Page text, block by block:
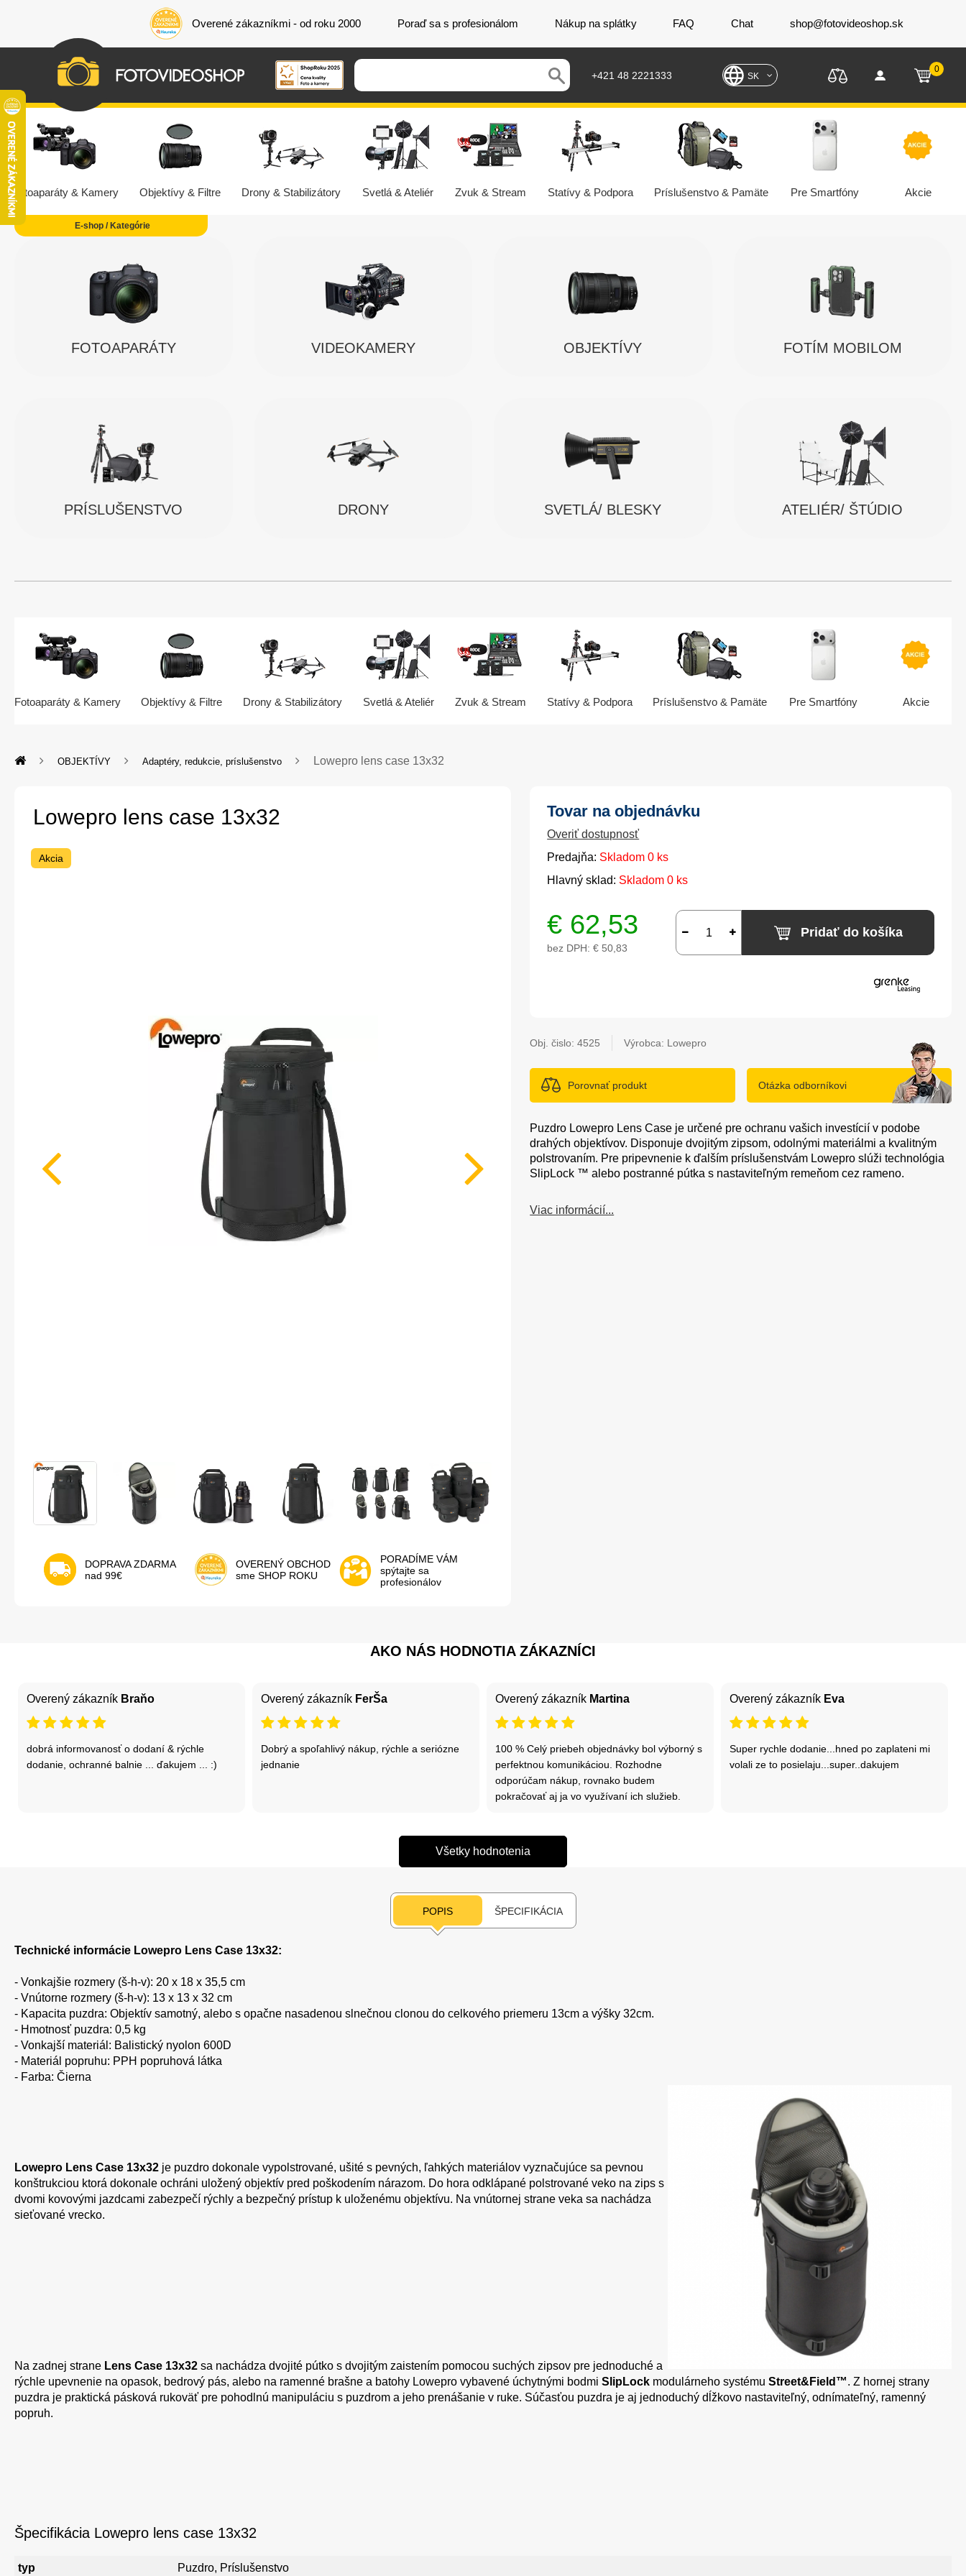
Overené zákazníkmi - od roku 2000 Poraď sa s profesionálom Nákup na splátky FAQ Chat shop@fotovideoshop.sk
+421 48 2221333 SK
0
Fotoaparáty & Kamery Objektívy & Filtre Drony & Stabilizátory Svetlá & Ateliér Zvuk & Stream Statívy & Podpora Príslušenstvo & Pamäte Pre Smartfóny Akcie
FOTOAPARÁTY VIDEOKAMERY OBJEKTÍVY FOTÍM MOBILOM
PRÍSLUŠENSTVO DRONY SVETLÁ/ BLESKY ATELIÉR/ ŠTÚDIO
Fotoaparáty & Kamery Objektívy & Filtre Drony & Stabilizátory Svetlá & Ateliér Zvuk & Stream Statívy & Podpora Príslušenstvo & Pamäte Pre Smartfóny Akcie
OBJEKTÍVY Adaptéry, redukcie, príslušenstvo Lowepro lens case 13x32
Lowepro lens case 13x32
Akcia
DOPRAVA ZDARMA
nad 99€
OVERENÝ OBCHOD
sme SHOP ROKU
PORADÍME VÁM
spýtajte sa
profesionálov
Tovar na objednávku
Overiť dostupnosť
Predajňa: Skladom 0 ks
Hlavný sklad: Skladom 0 ks
€ 62,53
bez DPH: € 50,83
Pridať do košíka
Obj. čislo:4525 Výrobca: Lowepro
Porovnať produkt Otázka odborníkovi
Puzdro Lowepro Lens Case je určené pre ochranu vašich investícií v podobe
drahých objektívov. Disponuje dvojitým zipsom, odolnými materiálmi a kvalitným
polstrovaním. Pre pripevnenie k ďalším príslušenstvám Lowepro slúži technológia
SlipLock ™ alebo postranné pútka s nastaviteľným remeňom cez rameno.
Viac informácií...
AKO NÁS HODNOTIA ZÁKAZNÍCI
Overený zákazník Braňo
dobrá informovanosť o dodaní & rýchle
dodanie, ochranné balnie ... ďakujem ... :)
Overený zákazník FerŠa
Dobrý a spoľahlivý nákup, rýchle a seriózne
jednanie
Overený zákazník Martina
100 % Celý priebeh objednávky bol výborný s
perfektnou komunikáciou. Rozhodne
odporúčam nákup, rovnako budem
pokračovať aj ja vo využívaní ich služieb.
Overený zákazník Eva
Super rychle dodanie...hned po zaplateni mi
volali ze to posielaju...super..dakujem
Všetky hodnotenia
POPIS ŠPECIFIKÁCIA
Technické informácie Lowepro Lens Case 13x32:
- Vonkajšie rozmery (š-h-v): 20 x 18 x 35,5 cm
- Vnútorne rozmery (š-h-v): 13 x 13 x 32 cm
- Kapacita puzdra: Objektív samotný, alebo s opačne nasadenou slnečnou clonou do celkového priemeru 13cm a výšky 32cm.
- Hmotnosť puzdra: 0,5 kg
- Vonkajší materiál: Balistický nyolon 600D
- Materiál popruhu: PPH popruhová látka
- Farba: Čierna
Lowepro Lens Case 13x32 je puzdro dokonale vypolstrované, ušité s pevných, ľahkých materiálov vyznačujúce sa pevnou
konštrukciou ktorá dokonale ochráni uložený objektív pred poškodením nárazom. Do hora odklápané polstrované veko na zips s
dvomi kovovými jazdcami zabezpečí rýchly a bezpečný prístup k uloženému objektívu. Na vnútornej strane veka sa nachádza
sieťované vrecko.
Na zadnej strane Lens Case 13x32 sa nachádza dvojité pútko s dvojitým zaistením pomocou suchých zipsov pre jednoduché a
rýchle upevnenie na opasok, bedrový pás, alebo na ramenné brašne a batohy Lowepro vybavené úchytnými bodmi SlipLock modulárneho systému Street&Field™. Z hornej strany
puzdra je praktická pásková rukoväť pre pohodlnú manipuláciu s puzdrom a jeho prenášanie v ruke. Súčasťou puzdra je aj jednoduchý dĺžkovo nastaviteľný, odnímateľný, ramenný
popruh.
Špecifikácia Lowepro lens case 13x32
typ Puzdro, Príslušenstvo
E-shop / Kategórie